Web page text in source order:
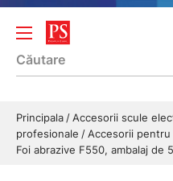
Principala Accesorii scule
profesionale
Accesorii
Foi abrazive F550, ambalaj de